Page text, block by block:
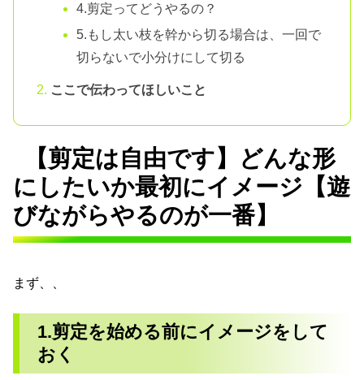
4.剪定ってどうやるの？
5.もし太い枝を幹から切る場合は、一回で
切らないで小分けにして切る
ここで伝わってほしいこと
【剪定は自由です】どんな形
にしたいか最初にイメージ【遊
びながらやるのが一番】
まず、、
1.剪定を始める前にイメージをして
おく